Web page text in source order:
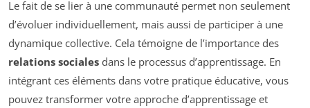
Le fait de se lier à une communauté permet non seulement
d’évoluer individuellement, mais aussi de participer à une
dynamique collective. Cela témoigne de l’importance des
relations sociales dans le processus d’apprentissage. En
intégrant ces éléments dans votre pratique éducative, vous
pouvez transformer votre approche d’apprentissage et